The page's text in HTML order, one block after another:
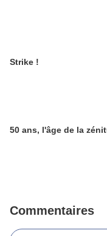
Strike !
50 ans, l'âge de la
Commentaires